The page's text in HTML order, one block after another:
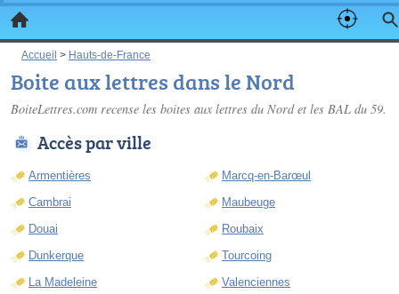
Accueil > Hauts-de-France
Boite aux lettres dans le Nord
BoiteLettres.com recense les boites aux lettres du Nordet les BAL du 59.
Accès par ville
Armentières
Cambrai
Douai
Dunkerque
La Madeleine
Marcq-en-Barœul
Maubeuge
Roubaix
Tourcoing
Valenciennes